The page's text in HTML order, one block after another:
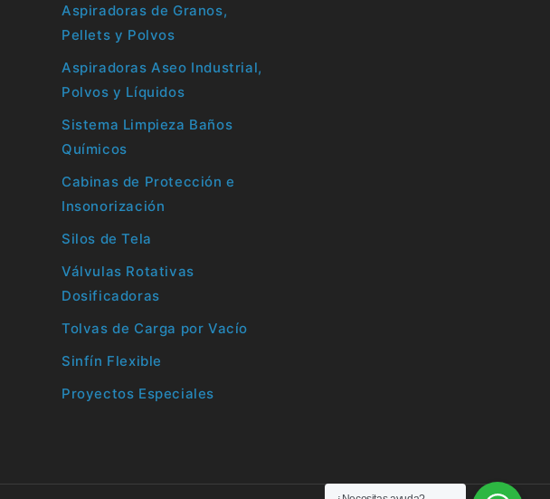
Aspiradoras de Granos,
Pellets y Polvos
Aspiradoras Aseo Industrial,
Polvos y Líquidos
Sistema Limpieza Baños
Químicos
Cabinas de Protección e
Insonorización
Silos de Tela
Válvulas Rotativas
Dosificadoras
Tolvas de Carga por Vacío
Sinfín Flexible
Proyectos Especiales